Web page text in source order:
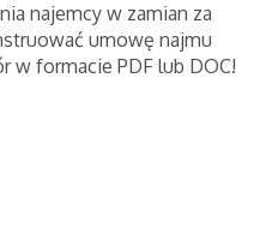
najemcy w zamian za
umowę najmu
w formacie PDF lub DOC!